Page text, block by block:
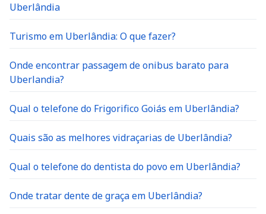
Uberlândia
Turismo em Uberlândia: O que fazer?
Onde encontrar passagem de onibus barato para
Uberlandia?
Qual o telefone do Frigorifico Goiás em Uberlândia?
Quais são as melhores vidraçarias de Uberlândia?
Qual o telefone do dentista do povo em Uberlândia?
Onde tratar dente de graça em Uberlândia?